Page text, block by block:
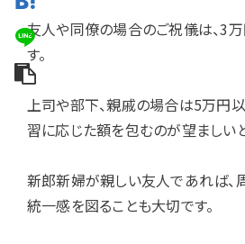
友人や同僚の場合のご祝儀は、3
す。
上司や部下、親戚の場合は5万円
習に応じた額を包むのが望ましい
新郎新婦が親しい友人であれば、
統一感を図ることも大切です。